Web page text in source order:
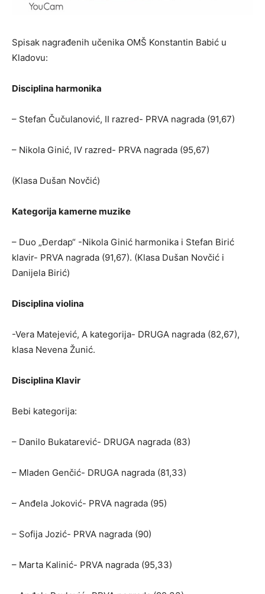
Spisak nagrađenih učenika OMŠ Konstantin Babić u
Kladovu:
Disciplina harmonika
– Stefan Čučulanović, II razred- PRVA nagrada (91,67)
– Nikola Ginić, IV razred- PRVA nagrada (95,67)
(Klasa Dušan Novčić)
Kategorija kamerne muzike
– Duo „Đerdap“ -Nikola Ginić harmonika i Stefan Birić
klavir- PRVA nagrada (91,67). (Klasa Dušan Novčić i
Danijela Birić)
Disciplina violina
-Vera Matejević, A kategorija- DRUGA nagrada (82,67),
klasa Nevena Žunić.
Disciplina Klavir
Bebi kategorija:
– Danilo Bukatarević- DRUGA nagrada (83)
– Mladen Genčić- DRUGA nagrada (81,33)
– Anđela Joković- PRVA nagrada (95)
– Sofija Jozić- PRVA nagrada (90)
– Marta Kalinić- PRVA nagrada (95,33)